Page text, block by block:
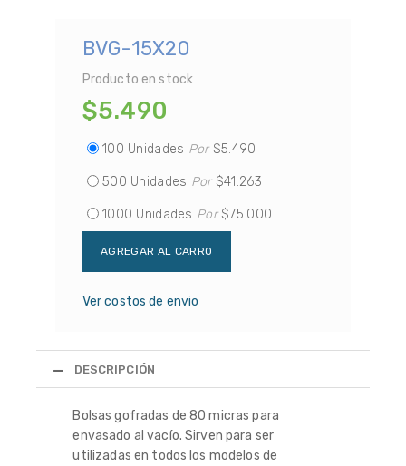
BVG-15X20
Producto en stock
$5.490
100 Unidades Por$5.490
500 Unidades Por$41.263
1000 Unidades Por$75.000
Ver costos de envio
DESCRIPCIÓN
Bolsas gofradas de 80 micras para
envasado al vacío. Sirven para ser
utilizadas en todos los modelos de